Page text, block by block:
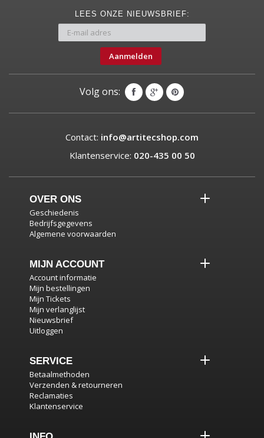
LEES ONZE NIEUWSBRIEF:
Aanmelden
Volg ons:
Contact: info@artitecshop.com
Klantenservice: 020-435 00 50
OVER ONS
Geschiedenis
Bedrijfsgegevens
Algemene voorwaarden
MIJN ACCOUNT
Account informatie
Mijn bestellingen
Mijn Tickets
Mijn verlanglijst
Nieuwsbrief
Uitloggen
SERVICE
Betaalmethoden
Verzenden & retourneren
Reclamaties
Klantenservice